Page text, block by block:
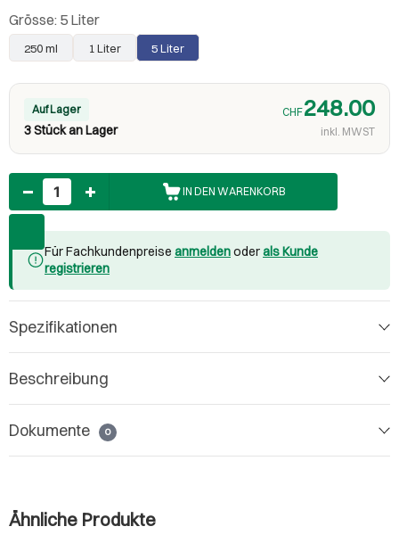
Grösse: 5 Liter
250 ml 1 Liter 5 Liter
Auf Lager
3 Stück an Lager
CHF248.00
inkl. MWST
Anzahl
IN DEN WARENKORB
Für Fachkundenpreise anmeldenoderals Kunde
registrieren
Spezifikationen
Beschreibung
Dokumente 0
Ähnliche Produkte